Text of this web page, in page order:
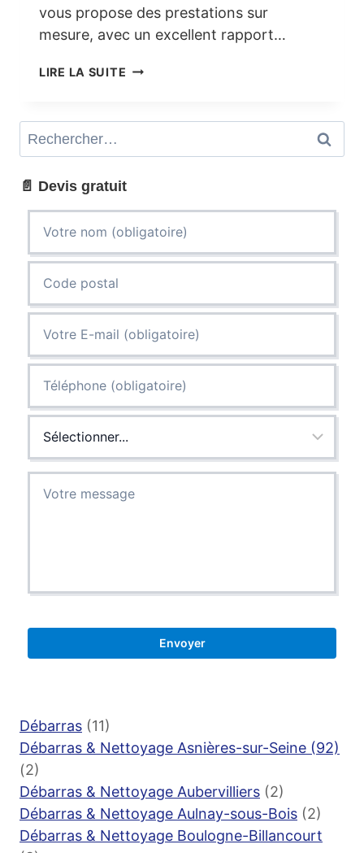
vous propose des prestations sur
mesure, avec un excellent rapport…
LIRE LA SUITE DÉBARRAS
À
ESSONNES
:
RAPIDE,
EFFICACE
Rechercher :
📄 Devis gratuit
Débarras (11)
Débarras & Nettoyage Asnières-sur-Seine (92)
(2)
Débarras & Nettoyage Aubervilliers (2)
Débarras & Nettoyage Aulnay-sous-Bois (2)
Débarras & Nettoyage Boulogne-Billancourt